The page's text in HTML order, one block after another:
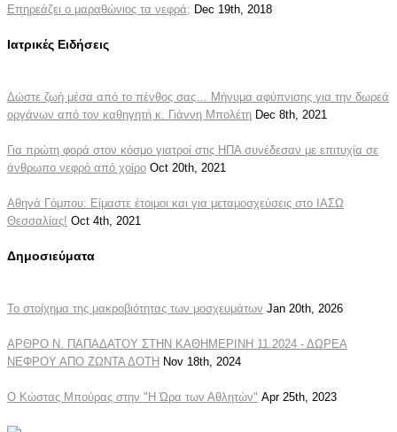
Επηρεάζει ο μαραθώνιος τα νεφρά; Dec 19th, 2018
Ιατρικές Ειδήσεις
Δώστε ζωή μέσα από το πένθος σας… Μήνυμα αφύπνισης για την δωρεά
οργάνων από τον καθηγητή κ. Γιάννη Μπολέτη Dec 8th, 2021
Για πρώτη φορά στον κόσμο γιατροί στις ΗΠΑ συνέδεσαν με επιτυχία σε
άνθρωπο νεφρό από χοίρο Oct 20th, 2021
Αθηνά Γόμπου: Είμαστε έτοιμοι και για μεταμοσχεύσεις στο ΙΑΣΩ
Θεσσαλίας! Oct 4th, 2021
Δημοσιεύματα
Το στοίχημα της μακροβιότητας των μοσχευμάτων Jan 20th, 2026
ΑΡΘΡΟ Ν. ΠΑΠΑΔΑΤΟΥ ΣΤΗΝ ΚΑΘΗΜΕΡΙΝΗ 11.2024 - ΔΩΡΕΑ
ΝΕΦΡΟΥ ΑΠΟ ΖΩΝΤΑ ΔΟΤΗ Nov 18th, 2024
Ο Κώστας Μπούρας στην "Η Ώρα των Αθλητών" Apr 25th, 2023